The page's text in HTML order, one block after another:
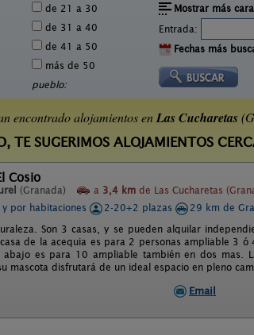
de 21 a 30
de 31 a 40
de 41 a 50
más de 50
pueblo:
Mostrar más
Entrada:
Fechas más
encontrado alojamientos enLas Cucharetas
TE SUGERIMOS ALOJAMIENTOS
Cosio
(Granada) a 3,4 km de Las Cucharetas
por habitaciones
2-20+2 plazas
29 km de
Son 3 casas, y se pueden alquilar
de la acequia es para 2 personas ampliable 3
es para 10 ampliable también en dos mas.
mascota disfrutará de un ideal espacio en pleno
Email